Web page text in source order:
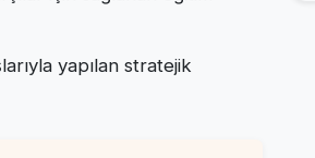
yapılan stratejik